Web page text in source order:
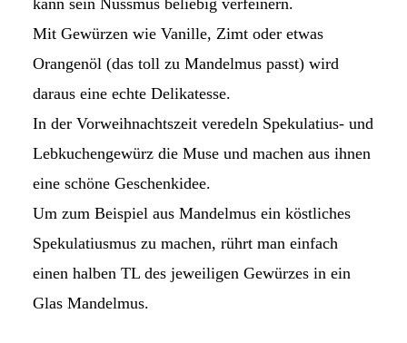
kann sein Nussmus beliebig verfeinern.
Mit Gewürzen wie Vanille, Zimt oder etwas
Orangenöl (das toll zu Mandelmus passt) wird
daraus eine echte Delikatesse.
In der Vorweihnachtszeit veredeln Spekulatius- und
Lebkuchengewürz die Muse und machen aus ihnen
eine schöne Geschenkidee.
Um zum Beispiel aus Mandelmus ein köstliches
Spekulatiusmus zu machen, rührt man einfach
einen halben TL des jeweiligen Gewürzes in ein
Glas Mandelmus.